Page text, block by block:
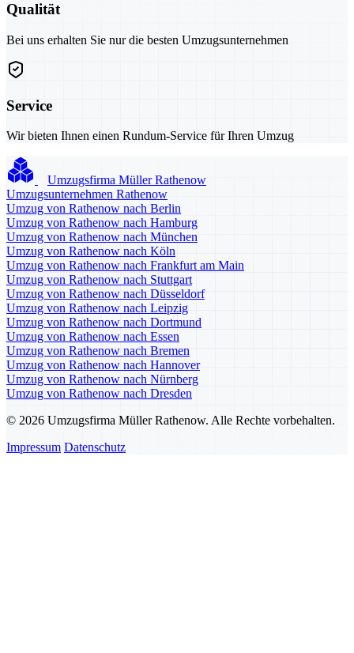
Qualität
Bei uns erhalten Sie nur die besten Umzugsunternehmen
Service
Wir bieten Ihnen einen Rundum-Service für Ihren Umzug
Umzugsfirma Müller Rathenow
Umzugsunternehmen Rathenow
Umzug von Rathenow nach Berlin
Umzug von Rathenow nach Hamburg
Umzug von Rathenow nach München
Umzug von Rathenow nach Köln
Umzug von Rathenow nach Frankfurt am Main
Umzug von Rathenow nach Stuttgart
Umzug von Rathenow nach Düsseldorf
Umzug von Rathenow nach Leipzig
Umzug von Rathenow nach Dortmund
Umzug von Rathenow nach Essen
Umzug von Rathenow nach Bremen
Umzug von Rathenow nach Hannover
Umzug von Rathenow nach Nürnberg
Umzug von Rathenow nach Dresden
© 2026 Umzugsfirma Müller Rathenow. Alle Rechte vorbehalten.
Impressum Datenschutz